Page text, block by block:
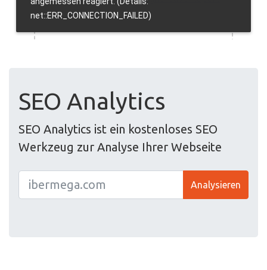
SEO Analytics
SEO Analytics ist ein kostenloses SEO
Werkzeug zur Analyse Ihrer Webseite
Analysieren